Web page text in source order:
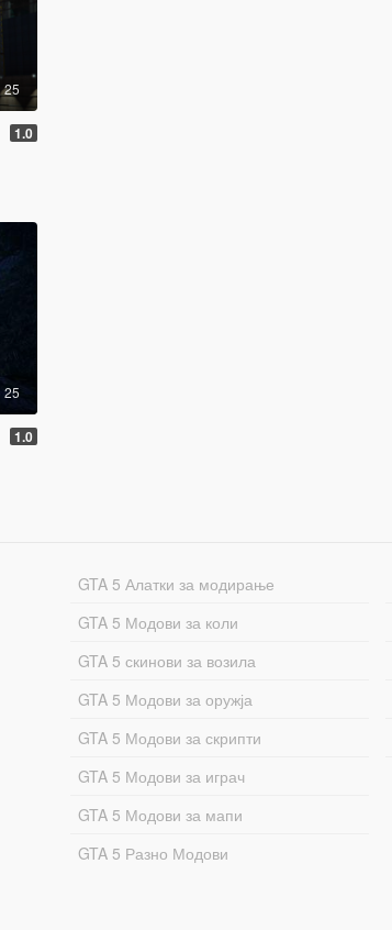
25
1.0
25
1.0
GTA 5 Алатки за модирање
GTA 5 Модови за коли
GTA 5 скинови за возила
GTA 5 Модови за оружја
GTA 5 Модови за скрипти
GTA 5 Модови за играч
GTA 5 Модови за мапи
GTA 5 Разно Модови